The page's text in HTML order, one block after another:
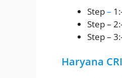
Step–
Step –
Step –
Haryana